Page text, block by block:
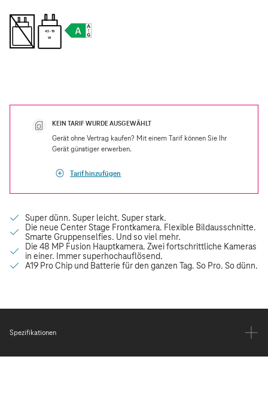
4.5 - 18
W
KEIN TARIF WURDE AUSGEWÄHLT
Gerät ohne Vertrag kaufen? Mit einem Tarif können Sie Ihr
Gerät günstiger erwerben.
Tarif hinzufügen
Spezifikationen